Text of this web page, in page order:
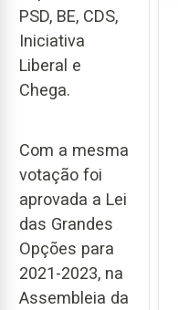
PSD, BE, CDS,
Iniciativa
Liberal e
Chega.
Com a mesma
votação foi
aprovada a Lei
das Grandes
Opções para
2021-2023, na
Assembleia da